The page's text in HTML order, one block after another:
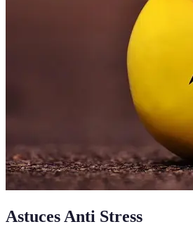
Astuces Anti Stress